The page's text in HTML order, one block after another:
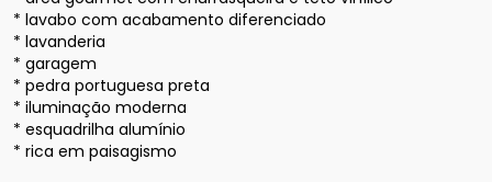
* lavabo com acabamento diferenciado
* lavanderia
* garagem
* pedra portuguesa preta
* iluminação moderna
* esquadrilha alumínio
* rica em paisagismo